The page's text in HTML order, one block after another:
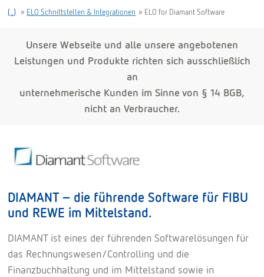
(..) » ELO Schnittstellen & Integrationen » ELO for Diamant Software
Unsere Webseite und alle unsere angebotenen
Leistungen und Produkte richten sich ausschließlich
an
unternehmerische Kunden im Sinne von § 14 BGB,
nicht an Verbraucher.
DIAMANT – die führende Software für FIBU
und REWE im Mittelstand.
DIAMANT ist eines der führenden Softwarelösungen für
das Rechnungswesen/Controlling und die
Finanzbuchhaltung und im Mittelstand sowie in